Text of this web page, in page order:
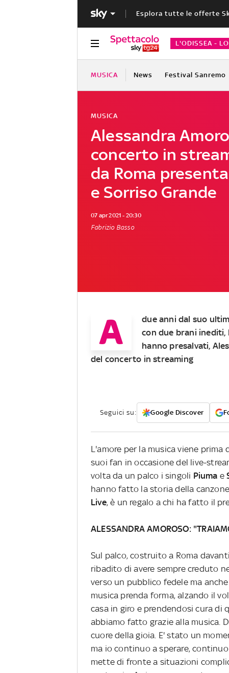
Esplora tutte le offerte
L'ODISSEA -
MUSICA News Festival Sanremo
Alessandra
concerto in
da Roma
e Sorriso Grande
MUSICA
07 apr 2021 - 20:30
Fabrizio Basso
A
due anni dal suo
con due brani inediti,
hanno presalvati,
del concerto in streaming
Seguici su: Google Discover
L'amore per la musica viene prima
suoi fan in occasione del live-
volta da un palco i singoli Piuma e
hanno fatto la storia della
Live, è un regalo a chi ha fatto il
ALESSANDRA AMOROSO:
Sul palco, costruito a Roma
ribadito di avere sempre creduto
verso un pubblico fedele ma
musica prenda forma, alzando il
casa in giro e prendendosi cura
abbiamo fatto grazie alla musica.
cuore della gioia. E' stato un
ma io continuo a sperare,
mette di fronte a situazioni